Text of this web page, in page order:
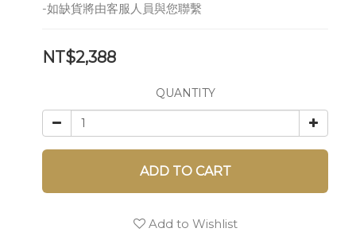
-如缺貨將由客服人員與您聯繫
NT$2,388
QUANTITY
ADD TO CART
Add to Wishlist